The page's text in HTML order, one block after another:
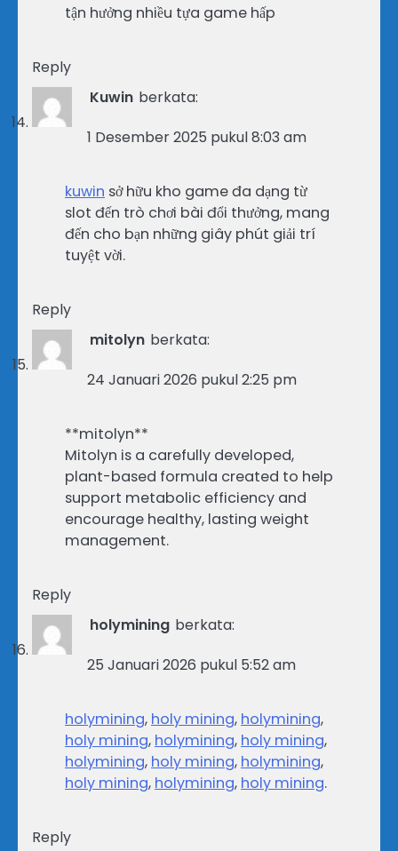
tận hưởng nhiều tựa game hấp
Reply
Kuwin berkata:
1 Desember 2025 pukul 8:03 am
kuwin sở hữu kho game đa dạng từ
slot đến trò chơi bài đổi thưởng, mang
đến cho bạn những giây phút giải trí
tuyệt vời.
Reply
mitolyn berkata:
24 Januari 2026 pukul 2:25 pm
**mitolyn**
Mitolyn is a carefully developed,
plant-based formula created to help
support metabolic efficiency and
encourage healthy, lasting weight
management.
Reply
holymining berkata:
25 Januari 2026 pukul 5:52 am
holymining, holy mining, holymining,
holy mining, holymining, holy mining,
holymining, holy mining, holymining,
holy mining, holymining, holy mining.
Reply